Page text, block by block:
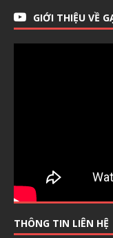
GIỚI THIỆU VỀ
THÔNG TIN LIÊN HỆ